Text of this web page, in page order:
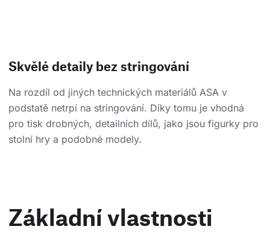
Skvělé detaily bez stringování
Na rozdíl od jiných technických materiálů ASA v
podstatě netrpí na stringování. Díky tomu je vhodná
pro tisk drobných, detailních dílů, jako jsou figurky pro
stolní hry a podobné modely.
Základní vlastnosti